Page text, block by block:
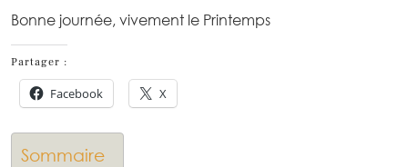
Bonne journée, vivement le Printemps
Partager :
Facebook X
Sommaire